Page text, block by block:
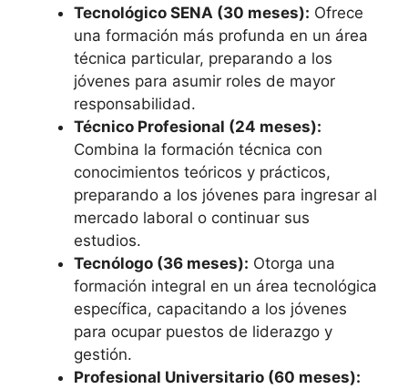
Tecnológico SENA (30 meses): Ofrece
una formación más profunda en un área
técnica particular, preparando a los
jóvenes para asumir roles de mayor
responsabilidad.
Técnico Profesional (24 meses):
Combina la formación técnica con
conocimientos teóricos y prácticos,
preparando a los jóvenes para ingresar al
mercado laboral o continuar sus
estudios.
Tecnólogo (36 meses): Otorga una
formación integral en un área tecnológica
específica, capacitando a los jóvenes
para ocupar puestos de liderazgo y
gestión.
Profesional Universitario (60 meses):